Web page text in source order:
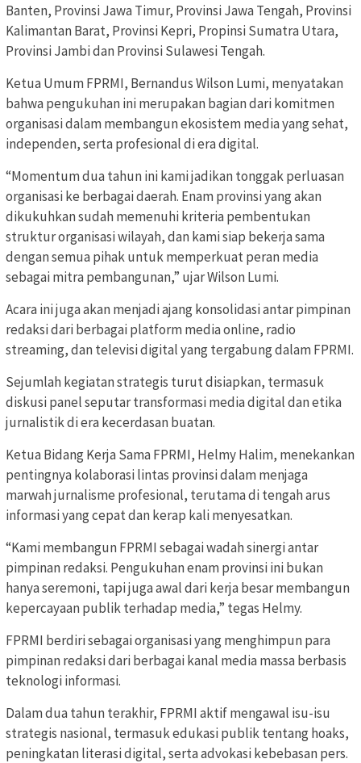
Banten, Provinsi Jawa Timur, Provinsi Jawa Tengah, Provinsi
Kalimantan Barat, Provinsi Kepri, Propinsi Sumatra Utara,
Provinsi Jambi dan Provinsi Sulawesi Tengah.
Ketua Umum FPRMI, Bernandus Wilson Lumi, menyatakan
bahwa pengukuhan ini merupakan bagian dari komitmen
organisasi dalam membangun ekosistem media yang sehat,
independen, serta profesional di era digital.
“Momentum dua tahun ini kami jadikan tonggak perluasan
organisasi ke berbagai daerah. Enam provinsi yang akan
dikukuhkan sudah memenuhi kriteria pembentukan
struktur organisasi wilayah, dan kami siap bekerja sama
dengan semua pihak untuk memperkuat peran media
sebagai mitra pembangunan,” ujar Wilson Lumi.
Acara ini juga akan menjadi ajang konsolidasi antar pimpinan
redaksi dari berbagai platform media online, radio
streaming, dan televisi digital yang tergabung dalam FPRMI.
Sejumlah kegiatan strategis turut disiapkan, termasuk
diskusi panel seputar transformasi media digital dan etika
jurnalistik di era kecerdasan buatan.
Ketua Bidang Kerja Sama FPRMI, Helmy Halim, menekankan
pentingnya kolaborasi lintas provinsi dalam menjaga
marwah jurnalisme profesional, terutama di tengah arus
informasi yang cepat dan kerap kali menyesatkan.
“Kami membangun FPRMI sebagai wadah sinergi antar
pimpinan redaksi. Pengukuhan enam provinsi ini bukan
hanya seremoni, tapi juga awal dari kerja besar membangun
kepercayaan publik terhadap media,” tegas Helmy.
FPRMI berdiri sebagai organisasi yang menghimpun para
pimpinan redaksi dari berbagai kanal media massa berbasis
teknologi informasi.
Dalam dua tahun terakhir, FPRMI aktif mengawal isu-isu
strategis nasional, termasuk edukasi publik tentang hoaks,
peningkatan literasi digital, serta advokasi kebebasan pers.